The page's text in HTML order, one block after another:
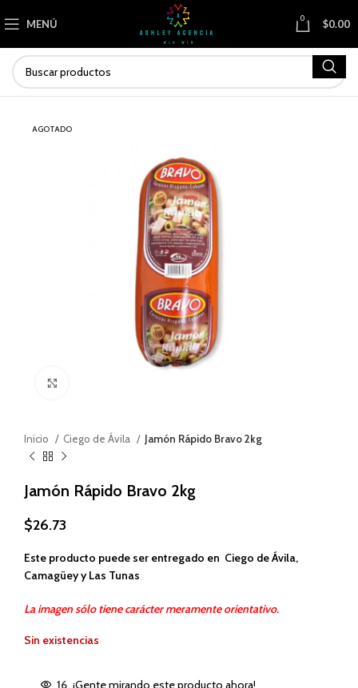
MENÚ 0 $0.00
AGOTADO
Inicio Ciego de Ávila Jamón Rápido Bravo 2kg
Jamón Rápido Bravo 2kg
$26.73
Este producto puede ser entregado en Ciego de Ávila,
Camagüey y Las Tunas
La imagen sólo tiene carácter meramente orientativo.
Sin existencias
16 ¡Gente mirando este producto ahora!